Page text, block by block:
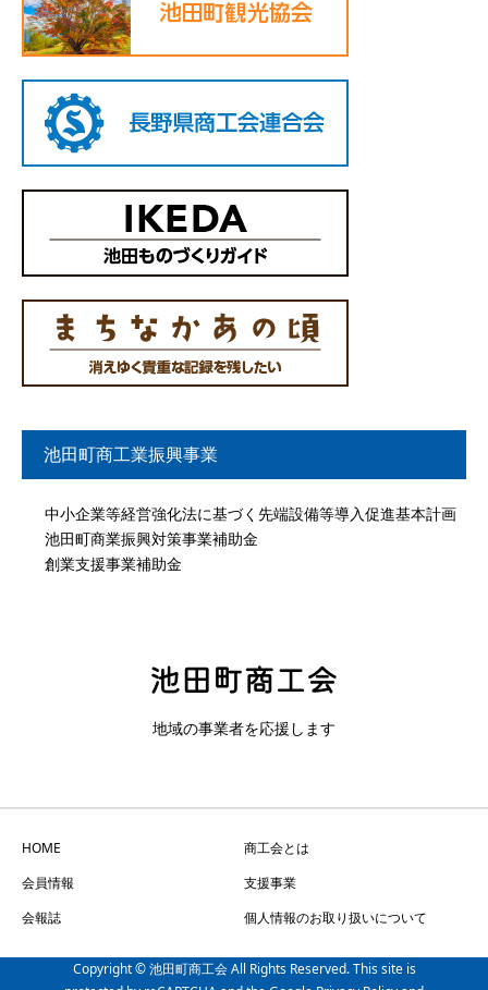
池田町商工業振興事業
中小企業等経営強化法に基づく先端設備等導入促進基本計画
池田町商業振興対策事業補助金
創業支援事業補助金
地域の事業者を応援します
HOME
商工会とは
会員情報
支援事業
会報誌
個人情報のお取り扱いについて
Copyright © 池田町商工会 All Rights Reserved. This site is